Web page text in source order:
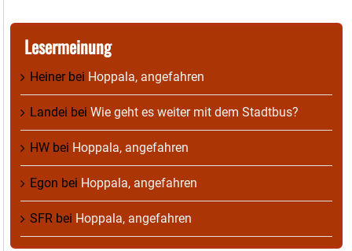
Lesermeinung
Heinerbei Hoppala, angefahren
Landei bei Wie geht es weiter mit dem Stadtbus?
HW bei Hoppala, angefahren
Egon bei Hoppala, angefahren
SFR bei Hoppala, angefahren